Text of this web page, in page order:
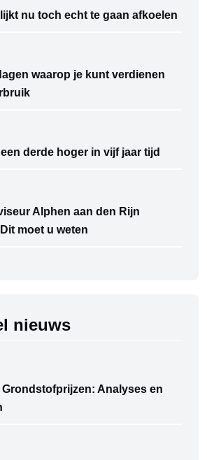
nu toch echt te gaan afkoelen
waarop je kunt verdienen
derde hoger in vijf jaar tijd
Alphen aan den Rijn
moet u weten
nieuws
Grondstofprijzen: Analyses en